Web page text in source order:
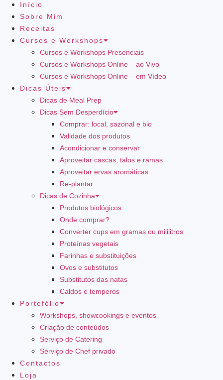
Início
Sobre Mim
Receitas
Cursos e Workshops
Cursos e Workshops Presenciais
Cursos e Workshops Online – ao Vivo
Cursos e Workshops Online – em Vídeo
Dicas Úteis
Dicas de Meal Prep
Dicas Sem Desperdício
Comprar: local, sazonal e bio
Validade dos produtos
Acondicionar e conservar
Aproveitar cascas, talos e ramas
Aproveitar ervas aromáticas
Re-plantar
Dicas de Cozinha
Produtos biológicos
Onde comprar?
Converter cups em gramas ou mililitros
Proteínas vegetais
Farinhas e substituições
Ovos e substitutos
Substitutos das natas
Caldos e temperos
Portefólio
Workshops, showcookings e eventos
Criação de conteúdos
Serviço de Catering
Serviço de Chef privado
Contactos
Loja